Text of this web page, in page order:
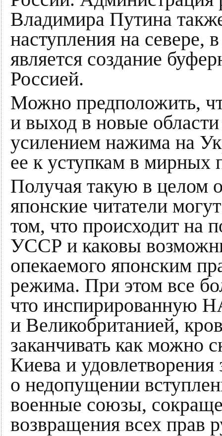
Владимира Путина
наступления на севере,
является создание
Россией.
Можно предположить,
и выход в новые
усилением нажима на
ее к уступкам в мирных
Получая такую в целом
японские читатели
том, что происходит на
УССР и каковы
опекаемого японским
режима. При этом все
что инспирированную
и Великобританией,
заканчивать как можно
Киева и
о недопущении
военные союзы,
возвращения всех прав